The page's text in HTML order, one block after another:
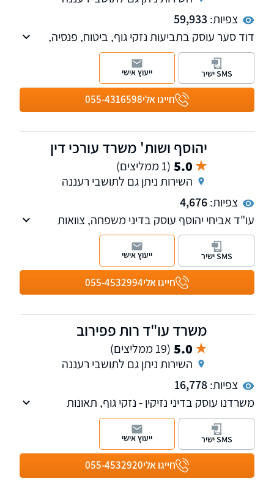
צפיות: 59,933
דוד סער עוסק בתביעות נזקי גוף, ביטוח, פנסיה,
אובדן כושר עבודה, רשלנות רפואית, נכויות, משרד
הביטחון וביטוח לאומי. בכיר לשעבר בחברות
ביטוח, בעל השכלה בכלכלה ותואר שני במשפטים.
חייגו אלי055-4316598
SMS ישיר ייעוץ אישי
יהוסף ושות' משרד עורכי דין
5.0 (1 ממליצים)
השירות ניתן גם לתושבי רעננה
צפיות:4,676
עו"ד אביחי יהוסף עוסק בדיני משפחה, צוואות
וירושות, לצד ליטיגציה אזרחית, דיני עבודה, עתירות
מנהליות ומשפט פלילי.
עו"ד יהוסף מופיע כפרשן משפטי בערוצי תקשורת
מרכזיים ומייצג בתיקים בעלי פרופיל ציבורי גבוה,
תוך שילוב בין התמקצעות משפטית, חשיבה
חייגו אלי055-4532994
SMS ישיר ייעוץ אישי
משרד עו"ד רות פפירוב
5.0 (19 ממליצים)
השירות ניתן גם לתושבי רעננה
צפיות:16,778
משרדנו עוסק בדיני נזיקין - נזקי גוף, תאונות
דרכים,קצבת נכות כללית,קצבת ניידות, דיני ביטוח
לאומי, תאונות עבודה, דיני ביטוח ומשרד הביטחון.,
וכן בהסכמים הנוגעים למעמד האישי.
חייגו אלי055-4532920
SMS ישיר ייעוץ אישי